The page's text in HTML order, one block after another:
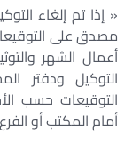
« إذا تم إلغاء
مصدق على
أعمال الشهر
التوكيل ودفتر
التوقيعات حسب
أمام المكتب أو